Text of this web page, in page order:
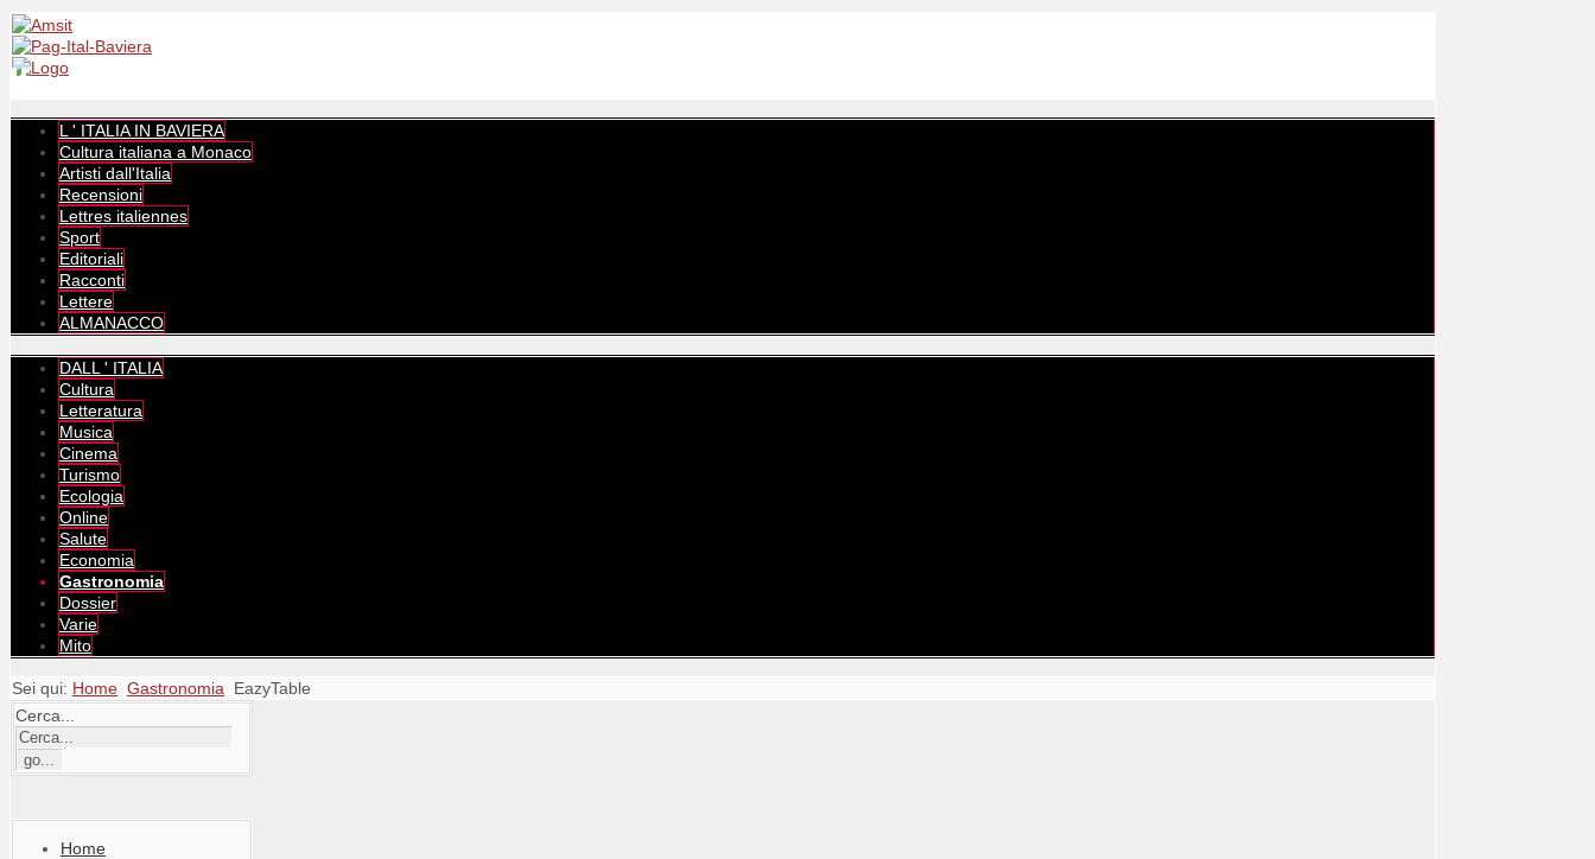
L ' ITALIA IN BAVIERA
Cultura italiana a Monaco
Artisti dall'Italia
Recensioni
Lettres italiennes
Sport
Editoriali
Racconti
Lettere
ALMANACCO
DALL ' ITALIA
Cultura
Letteratura
Musica
Cinema
Turismo
Ecologia
Online
Salute
Economia
Gastronomia
Dossier
Varie
Mito
Sei qui: Home Gastronomia
EazyTable
Cerca...
Home